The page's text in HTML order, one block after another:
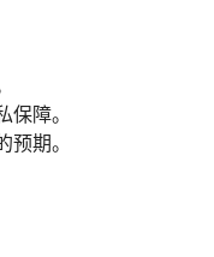
障。
期。